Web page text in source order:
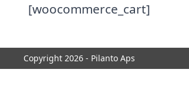
[woocommerce_cart]
Copyright 2026 - Pilanto Aps